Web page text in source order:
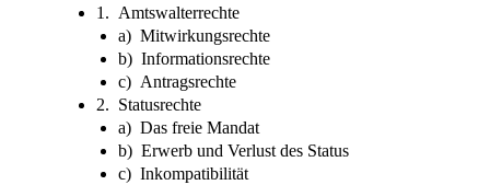
1. Amtswalterrechte
a) Mitwirkungsrechte
b) Informationsrechte
c) Antragsrechte
2. Statusrechte
a) Das freie Mandat
b) Erwerb und Verlust des Status
c) Inkompatibilität